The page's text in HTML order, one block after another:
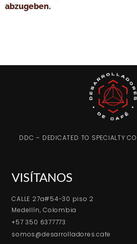
abzugeben.
DDC – DEDICATED TO SPECIALTY
VISÍTANOS
CALLE 27a#54-30 piso 2
Medellín, Colombia
+57 350 6377773
somos@desarrolladores.cafe